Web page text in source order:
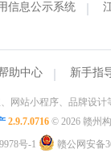
信息公示系统
助中心 新手指
网站小程序、品牌设计
2.9.7.0716 © 2026 赣州
号-1
赣公网安备